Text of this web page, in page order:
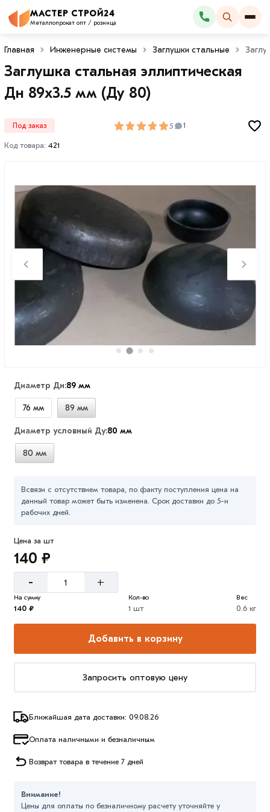
МАСТЕР СТРОЙ24
Металлопрокат опт / розница
Каталог
Главная Инженерные системы Заглушки стальные
Заглушка стальная эллиптическая
Дн 89х3.5 мм (Ду 80)
Под заказ 5 1
Код товара: 421
Диаметр Дн:89 мм
76 мм 89 мм
Диаметр условный Ду:80 мм
80 мм
Ближайшая дата доставки: 09.08.26
Оплата наличными и безналичным
Возврат товара в течение 7 дней
Внимание!
Цены для оплаты по безналичному расчету уточняйте у
Всвязи с отсутствием товара, по факту поступления цена на
данный товар может быть изменена. Срок доставки до 5-и
рабочих дней.
Цена за шт
140 ₽
- +
На сумму
140 ₽
Кол-во
1 шт
Вес
0.6 кг
Добавить в корзину
Запросить оптовую цену